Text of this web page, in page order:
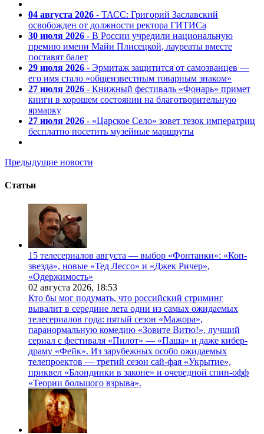
04 августа 2026 - ТАСС: Григорий Заславский
освобожден от должности ректора ГИТИСа
30 июля 2026 - В России учредили национальную
премию имени Майи Плисецкой, лауреаты вместе
поставят балет
29 июля 2026 - Эрмитаж защитится от самозванцев —
его имя стало «общеизвестным товарным знаком»
27 июля 2026 - Книжный фестиваль «Фонарь» примет
книги в хорошем состоянии на благотворительную
ярмарку
27 июля 2026 - «Царское Село» зовет тезок императриц
бесплатно посетить музейные маршруты
Предыдущие новости
Статьи
15 телесериалов августа — выбор «Фонтанки»: «Коп-
звезда», новые «Тед Лессо» и «Джек Ричер»,
«Одержимость»
02 августа 2026, 18:53
Кто бы мог подумать, что российский стриминг
вывалит в середине лета одни из самых ожидаемых
телесериалов года: пятый сезон «Мажора»,
паранормальную комедию «Зовите Витю!», лучший
сериал с фестиваля «Пилот» — «Паша» и даже кибер-
драму «Фейк». Из зарубежных особо ожидаемых
телепроектов — третий сезон сай-фая «Укрытие»,
приквел «Блондинки в законе» и очередной спин-офф
«Теории большого взрыва».